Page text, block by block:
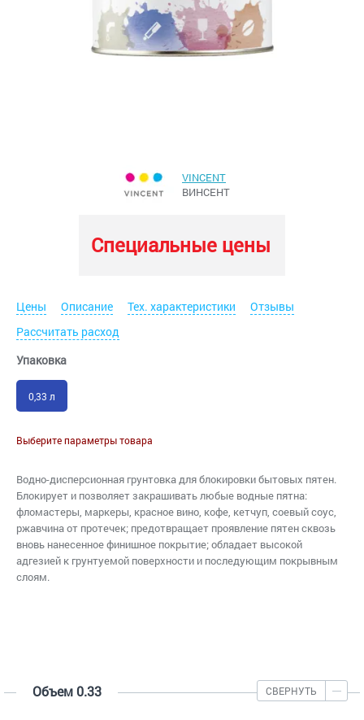
VINCENT
ВИНСЕНТ
Специальные цены
Цены Описание Тех. характеристики
Отзывы
Рассчитать расход
Упаковка
0,33 л
Выберите параметры товара
Водно-дисперсионная грунтовка для блокировки бытовых пятен.
Блокирует и позволяет закрашивать любые водные пятна:
фломастеры, маркеры, красное вино, кофе, кетчуп, соевый соус,
ржавчина от протечек; предотвращает проявление пятен сквозь
вновь нанесенное финишное покрытие; обладает высокой
адгезией к грунтуемой поверхности и последующим покрывным
слоям.
Объем 0.33 СВЕРНУТЬ